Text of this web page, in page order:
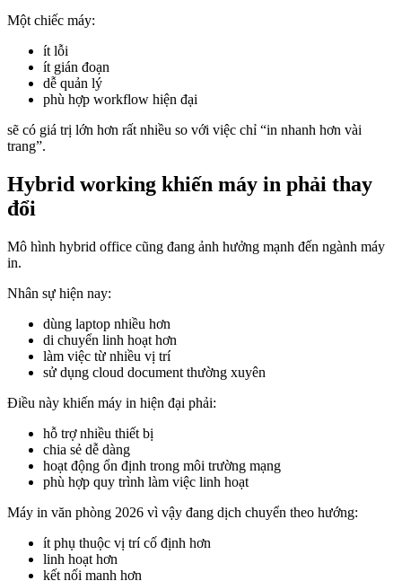
Một chiếc máy:
ít lỗi
ít gián đoạn
dễ quản lý
phù hợp workflow hiện đại
sẽ có giá trị lớn hơn rất nhiều so với việc chỉ “in nhanh hơn vài
trang”.
Hybrid working khiến máy in phải thay
đổi
Mô hình hybrid office cũng đang ảnh hưởng mạnh đến ngành máy
in.
Nhân sự hiện nay:
dùng laptop nhiều hơn
di chuyển linh hoạt hơn
làm việc từ nhiều vị trí
sử dụng cloud document thường xuyên
Điều này khiến máy in hiện đại phải:
hỗ trợ nhiều thiết bị
chia sẻ dễ dàng
hoạt động ổn định trong môi trường mạng
phù hợp quy trình làm việc linh hoạt
Máy in văn phòng 2026 vì vậy đang dịch chuyển theo hướng:
ít phụ thuộc vị trí cố định hơn
linh hoạt hơn
kết nối mạnh hơn